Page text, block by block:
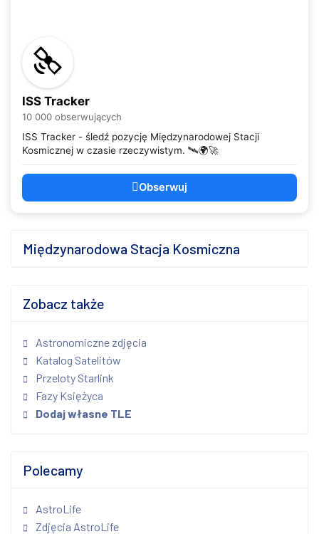
ISS Tracker
10 000 obserwujących
ISS Tracker - śledź pozycję Międzynarodowej Stacji
Kosmicznej w czasie rzeczywistym. 🛰️🌍🚀
Obserwuj
Międzynarodowa Stacja Kosmiczna
Zobacz także
Astronomiczne zdjęcia
Katalog Satelitów
Przeloty Starlink
Fazy Księżyca
Dodaj własne TLE
Polecamy
AstroLife
Zdjęcia AstroLife